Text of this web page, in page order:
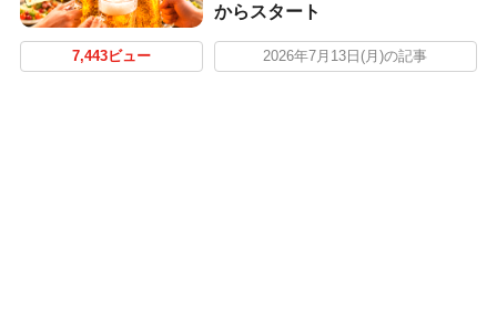
からスタート
7,443ビュー 2026年7月13日(月)の記事